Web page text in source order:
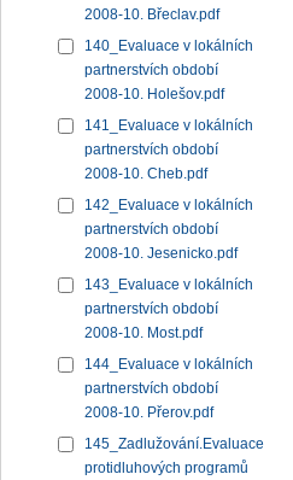
2008-10. Břeclav.pdf
140_Evaluace v lokálních
partnerstvích období
2008-10. Holešov.pdf
141_Evaluace v lokálních
partnerstvích období
2008-10. Cheb.pdf
142_Evaluace v lokálních
partnerstvích období
2008-10. Jesenicko.pdf
143_Evaluace v lokálních
partnerstvích období
2008-10. Most.pdf
144_Evaluace v lokálních
partnerstvích období
2008-10. Přerov.pdf
145_Zadlužování.Evaluace
protidluhových programů